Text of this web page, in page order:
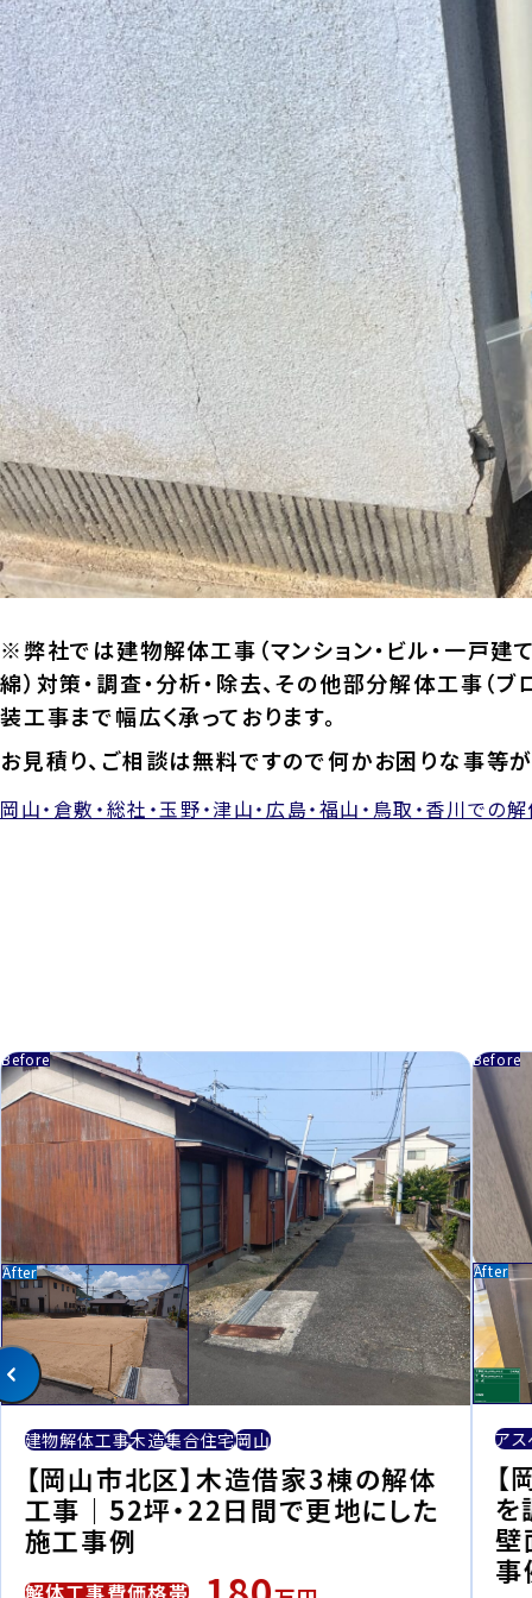
※弊社では建物解体工事（マンション・ビル・一戸建
綿）対策・調査・分析・除去、その他部分解体工事（
装工事まで幅広く承っております。
お見積り、ご相談は無料ですので何かお困りな事等
岡山・倉敷・総社・玉野・津山・広島・福山・鳥取・香川で
建物解体工事木造集合住宅岡山
【岡山市北区】木造借家3棟の解体
工事｜52坪・22日間で更地にした
施工事例
解体工事費価格帯
ア
を
壁
事